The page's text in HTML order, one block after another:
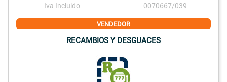
Iva Incluido 0070667/039
VENDEDOR
RECAMBIOS Y DESGUACES